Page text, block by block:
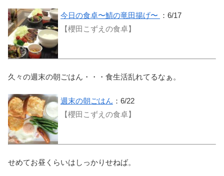
今日の食卓〜鯖の竜田揚げ〜
：6/17
【櫻田こずえの食卓】
久々の週末の朝ごはん・・・食生活乱れてるなぁ。
週末の朝ごはん ：6/22
【櫻田こずえの食卓】
せめてお昼くらいはしっかりせねば。